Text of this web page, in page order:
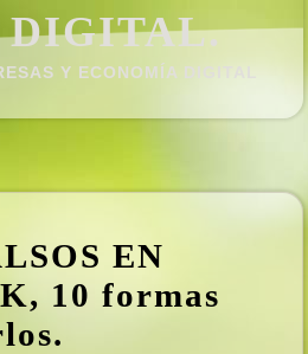
DIGITAL.
Y ECONOMÍ­A DIGITAL
EN
10 formas